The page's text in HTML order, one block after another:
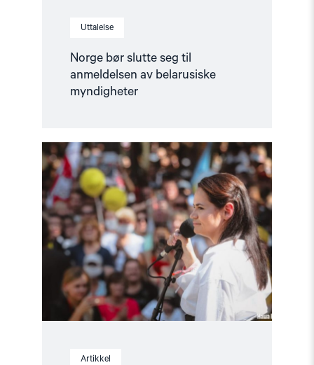
Uttalelse
Norge bør slutte seg til
anmeldelsen av belarusiske
myndigheter
Artikkel
Read
article
"To
år
siden
presidentvalget
i
Belarus"